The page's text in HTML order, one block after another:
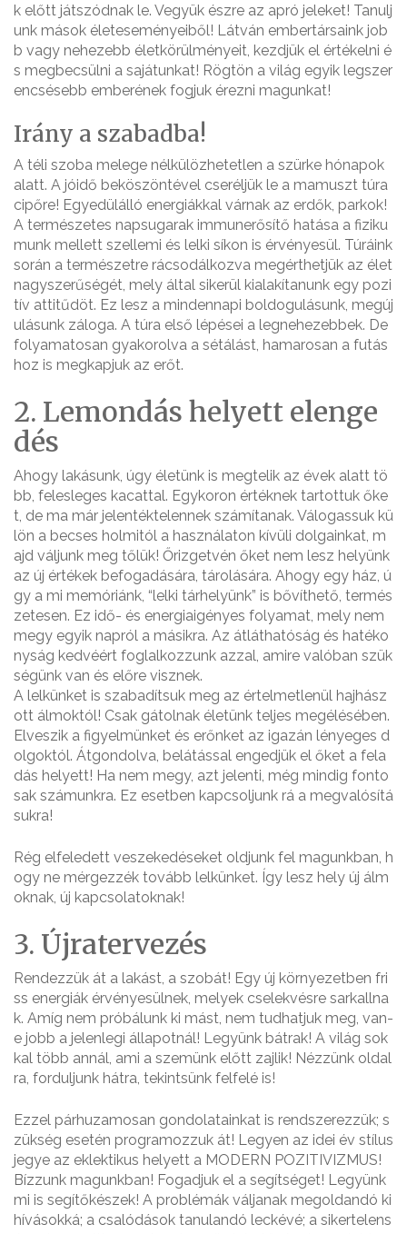
k előtt játszódnak le. Vegyük észre az apró jeleket! Tanulj
unk mások életeseményeiből! Látván embertársaink job
b vagy nehezebb életkörülményeit, kezdjük el értékelni é
s megbecsülni a sajátunkat! Rögtön a világ egyik legszer
encsésebb emberének fogjuk érezni magunkat!
Irány a szabadba!
A téli szoba melege nélkülözhetetlen a szürke hónapok
alatt. A jóidő beköszöntével cseréljük le a mamuszt túra
cipőre! Egyedülálló energiákkal várnak az erdők, parkok!
A természetes napsugarak immunerősítő hatása a fiziku
munk mellett szellemi és lelki síkon is érvényesül. Túráink
során a természetre rácsodálkozva megérthetjük az élet
nagyszerűségét, mely által sikerül kialakítanunk egy pozi
tív attitűdöt. Ez lesz a mindennapi boldogulásunk, megúj
ulásunk záloga. A túra első lépései a legnehezebbek. De
folyamatosan gyakorolva a sétálást, hamarosan a futás
hoz is megkapjuk az erőt.
2. Lemondás helyett elenge
dés
Ahogy lakásunk, úgy életünk is megtelik az évek alatt tö
bb, felesleges kacattal. Egykoron értéknek tartottuk őke
t, de ma már jelentéktelennek számítanak. Válogassuk kü
lön a becses holmitól a használaton kívüli dolgainkat, m
ajd váljunk meg tőlük! Őrizgetvén őket nem lesz helyünk
az új értékek befogadására, tárolására. Ahogy egy ház, ú
gy a mi memóriánk, “lelki tárhelyünk” is bővíthető, termés
zetesen. Ez idő- és energiaigényes folyamat, mely nem
megy egyik napról a másikra. Az átláthatóság és hatéko
nyság kedvéért foglalkozzunk azzal, amire valóban szük
ségünk van és előre visznek.
A lelkünket is szabadítsuk meg az értelmetlenül hajhász
ott álmoktól! Csak gátolnak életünk teljes megélésében.
Elveszik a figyelmünket és erőnket az igazán lényeges d
olgoktól. Átgondolva, belátással engedjük el őket a fela
dás helyett! Ha nem megy, azt jelenti, még mindig fonto
sak számunkra. Ez esetben kapcsoljunk rá a megvalósítá
sukra!
Rég elfeledett veszekedéseket oldjunk fel magunkban, h
ogy ne mérgezzék tovább lelkünket. Így lesz hely új álm
oknak, új kapcsolatoknak!
3. Újratervezés
Rendezzük át a lakást, a szobát! Egy új környezetben fri
ss energiák érvényesülnek, melyek cselekvésre sarkallna
k. Amíg nem próbálunk ki mást, nem tudhatjuk meg, van-
e jobb a jelenlegi állapotnál! Legyünk bátrak! A világ sok
kal több annál, ami a szemünk előtt zajlik! Nézzünk oldal
ra, forduljunk hátra, tekintsünk felfelé is!
Ezzel párhuzamosan gondolatainkat is rendszerezzük; s
zükség esetén programozzuk át! Legyen az idei év stílus
jegye az eklektikus helyett a MODERN POZITIVIZMUS!
Bízzunk magunkban! Fogadjuk el a segítséget! Legyünk
mi is segítőkészek! A problémák váljanak megoldandó ki
hívásokká; a csalódások tanulandó leckévé; a sikertelens